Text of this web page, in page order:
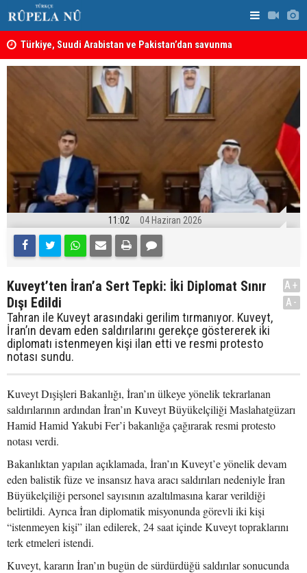
Türkiye, Suudi Arabistan ve Pakistan’dan savunma
anlaşması: Bir üyeye saldırı, tüm üyelere yapılmış Önemli
11:02 04 Haziran 2026
Kuveyt’ten İran’a Sert Tepki: İki Diplomat Sınır
Dışı Edildi
Tahran ile Kuveyt arasındaki gerilim tırmanıyor. Kuveyt,
İran’ın devam eden saldırılarını gerekçe göstererek iki
diplomatı istenmeyen kişi ilan etti ve resmi protesto
notası sundu.
A+
A-
Kuveyt Dışişleri Bakanlığı, İran’ın ülkeye yönelik tekrarlanan
saldırılarının ardından İran’ın Kuveyt Büyükelçiliği Maslahatgüzarı
Hamid Hamid Yakubi Fer’i bakanlığa çağırarak resmi protesto
notası verdi.
Bakanlıktan yapılan açıklamada, İran’ın Kuveyt’e yönelik devam
eden balistik füze ve insansız hava aracı saldırıları nedeniyle İran
Büyükelçiliği personel sayısının azaltılmasına karar verildiği
belirtildi. Ayrıca İran diplomatik misyonunda görevli iki kişi
“istenmeyen kişi” ilan edilerek, 24 saat içinde Kuveyt topraklarını
terk etmeleri istendi.
Kuveyt, kararın İran’ın bugün de sürdürdüğü saldırılar sonucunda